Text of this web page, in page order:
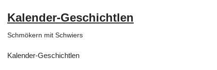
Kalender-Geschichtlen
Schmökern mit Schwiers
Kalender-Geschichtlen